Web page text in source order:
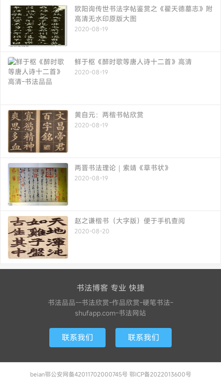
欧阳询传世书法字帖鉴赏之《翟天德墓志》附
高清无水印原版大图
2020-08-19
鲜于枢《醉时歌等唐人诗十二首》高清
2020-08-19
黄自元：两楷书帖欣赏
2020-08-19
两晋书法理论｜索靖《草书状》
2020-08-19
赵之谦楷书（大字版）便于手机查阅
2020-08-20
书法博客 专业 快捷
书法品品--书法欣赏-作品欣赏-硬笔书法-
shufapp.com-书法网站
联系我们 联系我们
beian鄂公安网备42011702000745号 鄂ICP备2022013600号